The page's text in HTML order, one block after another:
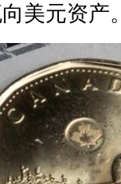
美元资产